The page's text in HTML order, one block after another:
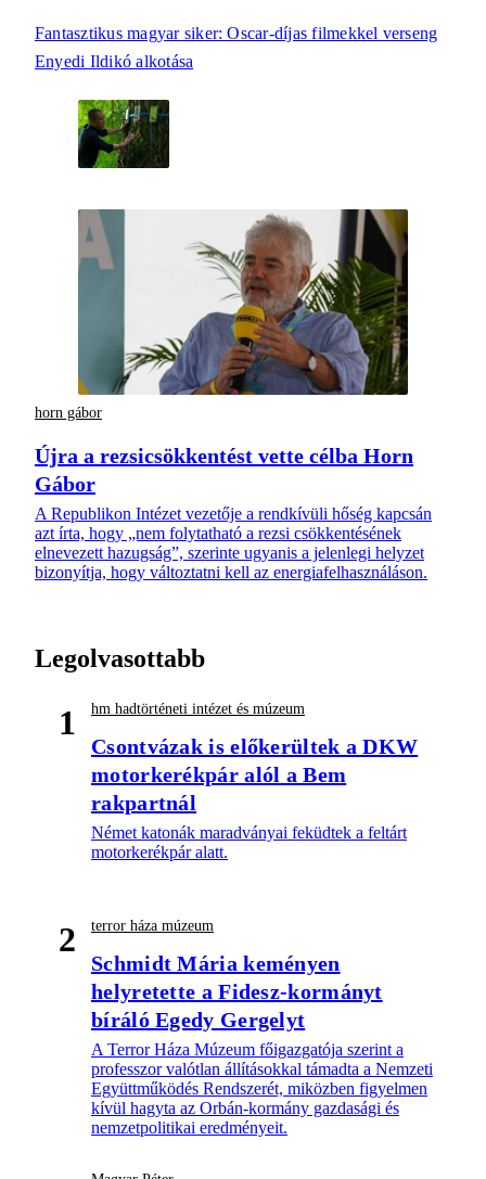
Fantasztikus magyar siker: Oscar-díjas filmekkel verseng
Enyedi Ildikó alkotása
horn gábor
Újra a rezsicsökkentést vette célba Horn
Gábor
A Republikon Intézet vezetője a rendkívüli hőség kapcsán
azt írta, hogy „nem folytatható a rezsi csökkentésének
elnevezett hazugság”, szerinte ugyanis a jelenlegi helyzet
bizonyítja, hogy változtatni kell az energiafelhasználáson.
Legolvasottabb
1 hm hadtörténeti intézet és múzeum
Csontvázak is előkerültek a DKW
motorkerékpár alól a Bem
rakpartnál
Német katonák maradványai feküdtek a feltárt
motorkerékpár alatt.
2 terror háza múzeum
Schmidt Mária keményen
helyretette a Fidesz-kormányt
bíráló Egedy Gergelyt
A Terror Háza Múzeum főigazgatója szerint a
professzor valótlan állításokkal támadta a Nemzeti
Együttműködés Rendszerét, miközben figyelmen
kívül hagyta az Orbán-kormány gazdasági és
nemzetpolitikai eredményeit.